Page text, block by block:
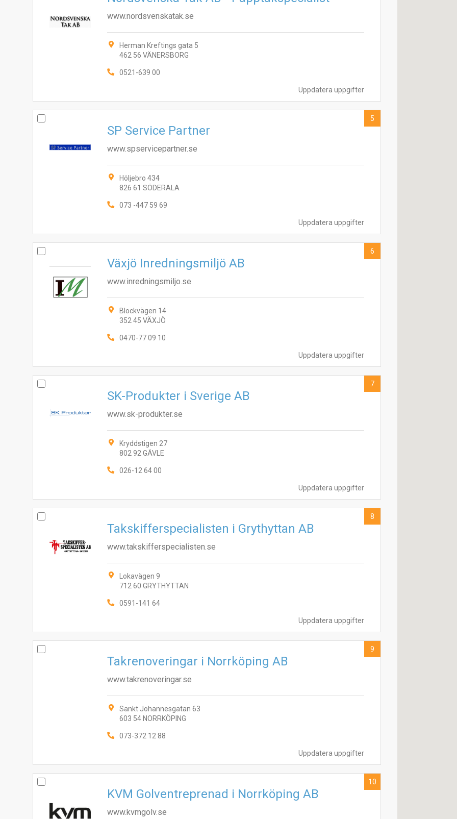
Uppdatera uppgifter
www.nordsvenskatak.se
Herman Kreftings gata 5
462 56 VÄNERSBORG
0521-639 00
Uppdatera uppgifter
SP Service Partner
www.spservicepartner.se
Höljebro 434
826 61 SÖDERALA
073 -447 59 69
5
Uppdatera uppgifter
Växjö Inredningsmiljö AB
www.inredningsmiljo.se
Blockvägen 14
352 45 VÄXJÖ
0470-77 09 10
6
Uppdatera uppgifter
SK-Produkter i Sverige AB
www.sk-produkter.se
Kryddstigen 27
802 92 GÄVLE
026-12 64 00
7
Uppdatera uppgifter
Takskifferspecialisten i Grythyttan AB
www.takskifferspecialisten.se
Lokavägen 9
712 60 GRYTHYTTAN
0591-141 64
8
Uppdatera uppgifter
Takrenoveringar i Norrköping AB
www.takrenoveringar.se
Sankt Johannesgatan 63
603 54 NORRKÖPING
073-372 12 88
9
KVM Golventreprenad i Norrköping AB
www.kvmgolv.se
10